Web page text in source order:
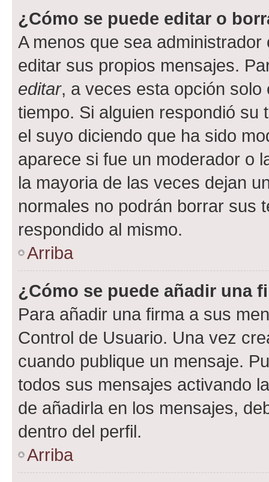
¿Cómo se puede editar o
A menos que sea
editar sus propios mensajes.
editar, a veces esta opción
tiempo. Si alguien respondió su
el suyo diciendo que ha sido
aparece si fue un moderador o
la mayoria de las veces dejan
normales no podrán borrar sus
respondido al mismo.
Arriba
¿Cómo se puede añadir una
Para añadir una firma a sus
Control de Usuario. Una vez
cuando publique un mensaje.
todos sus mensajes activando
de añadirla en los mensajes,
dentro del perfil.
Arriba